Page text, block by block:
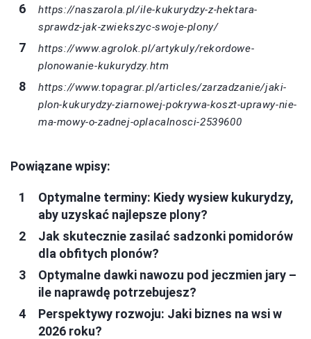
https://naszarola.pl/ile-kukurydzy-z-hektara-
sprawdz-jak-zwiekszyc-swoje-plony/
https://www.agrolok.pl/artykuly/rekordowe-
plonowanie-kukurydzy.htm
https://www.topagrar.pl/articles/zarzadzanie/jaki-
plon-kukurydzy-ziarnowej-pokrywa-koszt-uprawy-nie-
ma-mowy-o-zadnej-oplacalnosci-2539600
Powiązane wpisy:
Optymalne terminy: Kiedy wysiew kukurydzy,
aby uzyskać najlepsze plony?
Jak skutecznie zasilać sadzonki pomidorów
dla obfitych plonów?
Optymalne dawki nawozu pod jeczmien jary –
ile naprawdę potrzebujesz?
Perspektywy rozwoju: Jaki biznes na wsi w
2026 roku?